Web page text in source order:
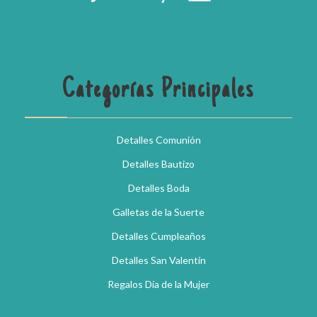
Categorías Principales
Detalles Comunión
Detalles Bautizo
Detalles Boda
Galletas de la Suerte
Detalles Cumpleaños
Detalles San Valentín
Regalos Día de la Mujer